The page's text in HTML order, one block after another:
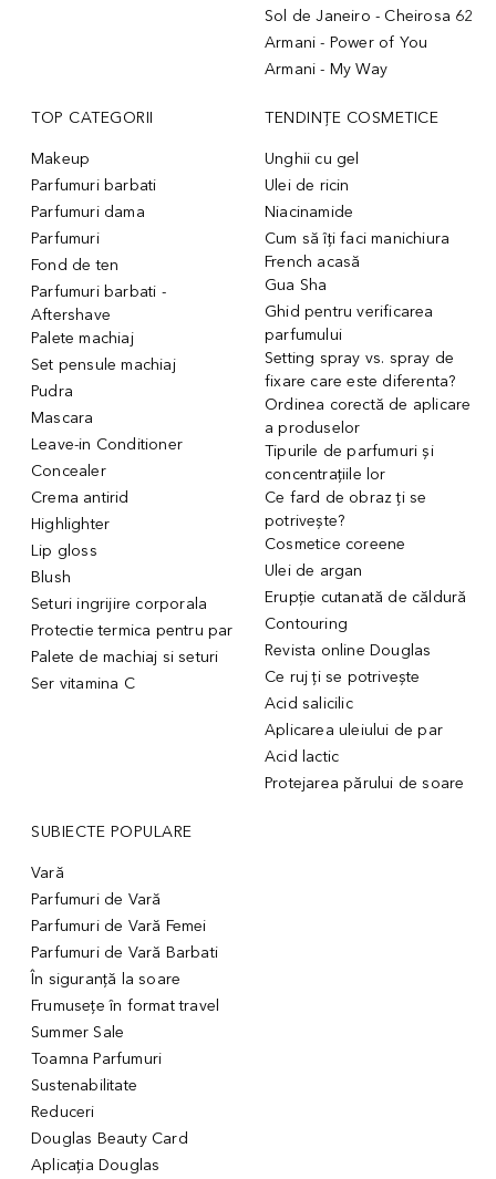
Sol de Janeiro - Cheirosa 62
Armani - Power of You
Armani - My Way
TOP CATEGORII
Makeup
Parfumuri barbati
Parfumuri dama
Parfumuri
Fond de ten
Parfumuri barbati -
Aftershave
Palete machiaj
Set pensule machiaj
Pudra
Mascara
Leave-in Conditioner
Concealer
Crema antirid
Highlighter
Lip gloss
Blush
Seturi ingrijire corporala
Protectie termica pentru par
Palete de machiaj si seturi
Ser vitamina C
TENDINȚE COSMETICE
Unghii cu gel
Ulei de ricin
Niacinamide
Cum să îți faci manichiura
French acasă
Gua Sha
Ghid pentru verificarea
parfumului
Setting spray vs. spray de
fixare care este diferenta?
Ordinea corectă de aplicare
a produselor
Tipurile de parfumuri și
concentrațiile lor
Ce fard de obraz ți se
potrivește?
Cosmetice coreene
Ulei de argan
Erupție cutanată de căldură
Contouring
Revista online Douglas
Ce ruj ți se potrivește
Acid salicilic
Aplicarea uleiului de par
Acid lactic
Protejarea părului de soare
SUBIECTE POPULARE
Vară
Parfumuri de Vară
Parfumuri de Vară Femei
Parfumuri de Vară Barbati
În siguranță la soare
Frumusețe în format travel
Summer Sale
Toamna Parfumuri
Sustenabilitate
Reduceri
Douglas Beauty Card
Aplicația Douglas